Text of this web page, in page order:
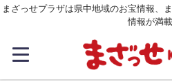
まざっせプラザは県中地域のお宝情報、
情報が満載